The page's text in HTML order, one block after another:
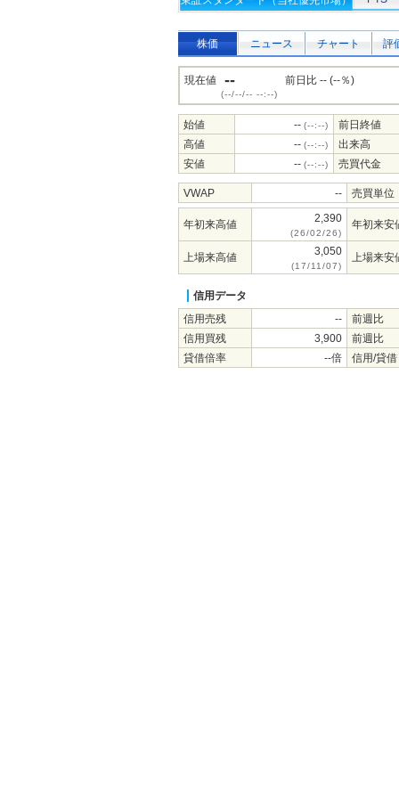
株価 ニュース チャート 評
現在値 --
(--/--/-- --:--)
前日比 -- (--％)
始値 -- (--:--)
前日終値
高値
-- (--:--)
出来高
安値
-- (--:--) 売買代金
VWAP -- 売買単位
年初来高値 2,390
(26/02/26)
年初来安
上場来高値 3,050
(17/11/07)
上場来安
信用データ
信用売残
--
前週比
信用買残
3,900
前週比
貸借倍率
--倍 信用/貸借